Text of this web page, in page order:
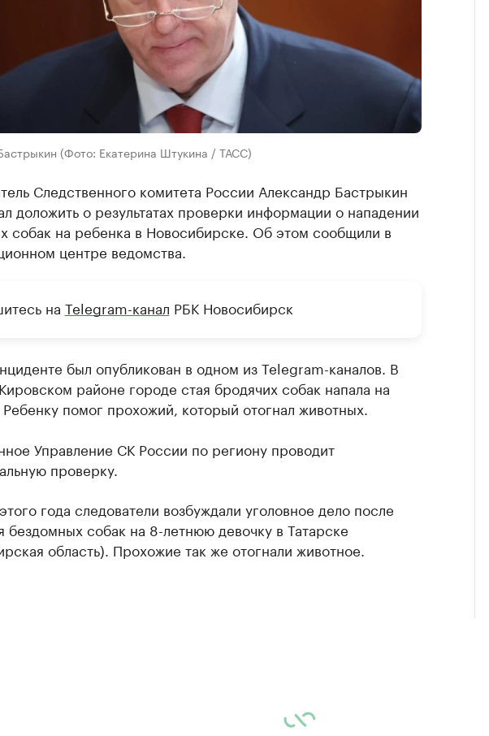
(Фото: Екатерина Штукина / ТАСС)
Следственного комитета России Александр Бастрыкин
доложить о результатах проверки информации о нападении
собак на ребенка в Новосибирске. Об этом сообщили в
центре ведомства.
на Telegram-канал РБК Новосибирск
был опубликован в одном из Telegram-каналов. В
районе городе стая бродячих собак напала на
Ребенку помог прохожий, который отогнал животных.
Управление СК России по региону проводит
проверку.
года следователи возбуждали уголовное дело после
бездомных собак на 8-летнюю девочку в Татарске
область). Прохожие так же отогнали животное.